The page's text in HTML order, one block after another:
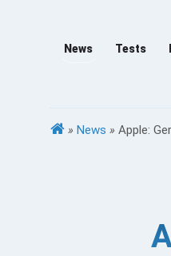
News Tests
» News » Apple: